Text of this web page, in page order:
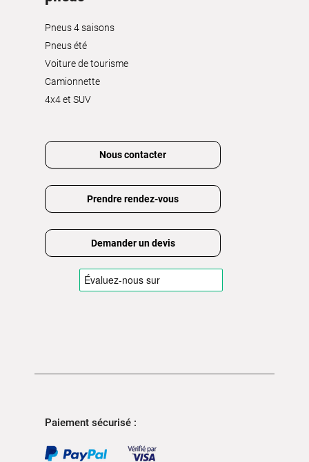
Pneus 4 saisons
Pneus été
Voiture de tourisme
Camionnette
4x4 et SUV
Nous contacter
Prendre rendez-vous
Demander un devis
Paiement sécurisé :